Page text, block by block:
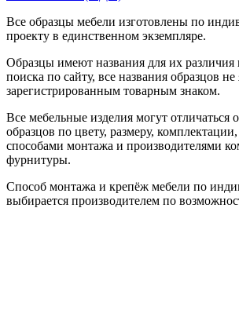
Все образцы мебели изготовлены по
проекту в единственном экземпляре.
Образцы имеют названия для их различия
поиска по сайту, все названия образцов не
зарегистрированным товарным знаком.
Все мебельные изделия могут отличаться
образцов по цвету, размеру,
способами монтажа и производителями
фурнитуры.
Способ монтажа и крепёж мебели по
выбирается производителем по